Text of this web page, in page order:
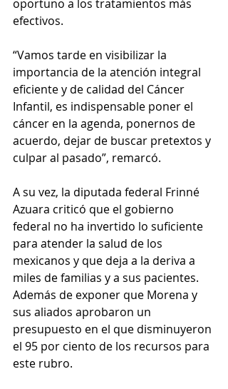
oportuno a los tratamientos más
efectivos.
“Vamos tarde en visibilizar la
importancia de la atención integral
eficiente y de calidad del Cáncer
Infantil, es indispensable poner el
cáncer en la agenda, ponernos de
acuerdo, dejar de buscar pretextos y
culpar al pasado”, remarcó.
A su vez, la diputada federal Frinné
Azuara criticó que el gobierno
federal no ha invertido lo suficiente
para atender la salud de los
mexicanos y que deja a la deriva a
miles de familias y a sus pacientes.
Además de exponer que Morena y
sus aliados aprobaron un
presupuesto en el que disminuyeron
el 95 por ciento de los recursos para
este rubro.